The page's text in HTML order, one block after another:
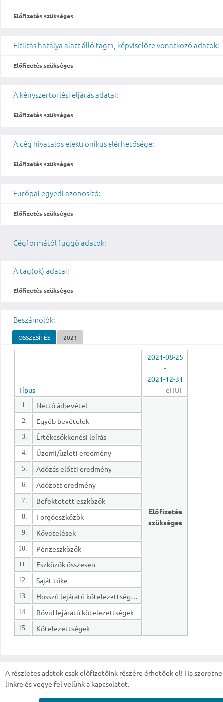
Előfizetés szükséges
Eltiltás hatálya alatt álló tagra, képviselőre vonatkozó adatok:
Előfizetés szükséges
A kényszertörlési eljárás adatai:
Előfizetés szükséges
A cég hivatalos elektronikus elérhetősége:
Előfizetés szükséges
Európai egyedi azonosító:
Előfizetés szükséges
Cégformától függő adatok:
A tag(ok) adatai:
Előfizetés szükséges
Beszámolók:
ÖSSZESÍTÉS 2021
Típus
2021-08-25
-
2021-12-31
eHUF
1. Nettó árbevétel
Előfizetés
szükséges
2. Egyéb bevételek
3. Értékcsökkenési leírás
4. Üzemi/üzleti eredmény
5. Adózás előtti eredmény
6. Adózott eredmény
7. Befektetett eszközök
8. Forgóeszközök
9. Követelések
10. Pénzeszközök
11. Eszközök összesen
12. Saját tőke
13. Hosszú lejáratú kötelezettségek
14. Rövid lejáratú kötelezettségek
15. Kötelezettségek
A részletes adatok csak előfizetőink részére érhetőek el! Ha
linkre és vegye fel velünk a kapcsolatot.